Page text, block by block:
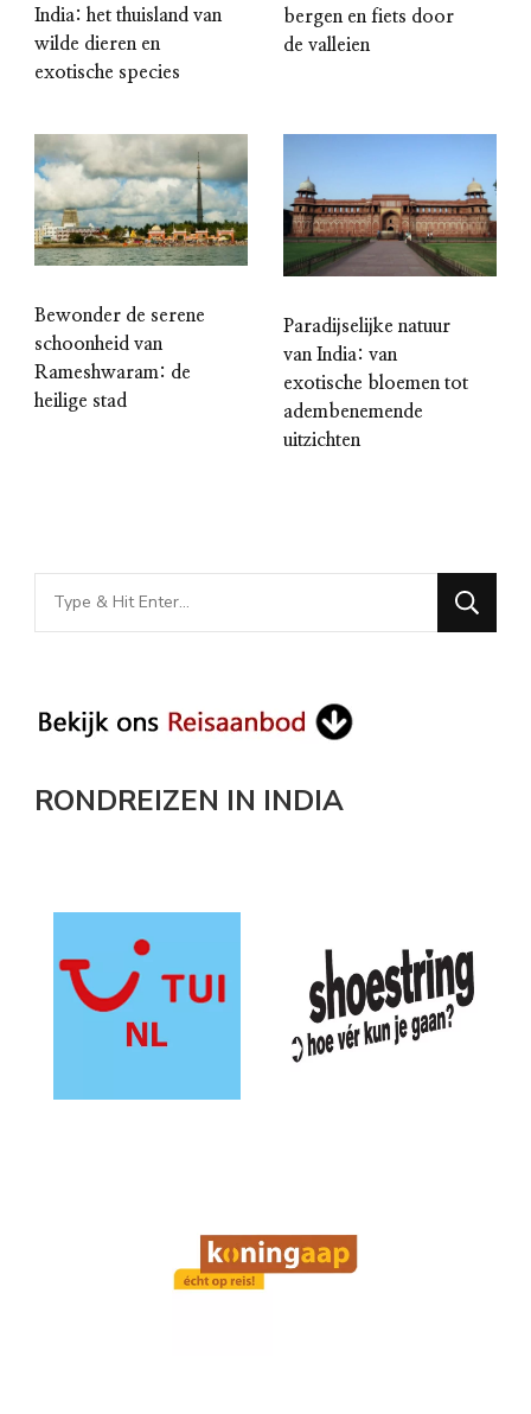
India: het thuisland van
wilde dieren en
exotische species
bergen en fiets door
de valleien
Bewonder de serene
schoonheid van
Rameshwaram: de
heilige stad
Paradijselijke natuur
van India: van
exotische bloemen tot
adembenemende
uitzichten
Looking
for
RONDREIZEN IN INDIA